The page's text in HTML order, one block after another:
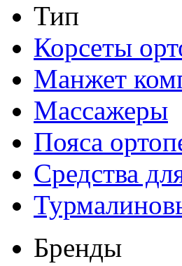
Тип
Корсеты
Манжет
Массажеры
Пояса
Средства
Бренды